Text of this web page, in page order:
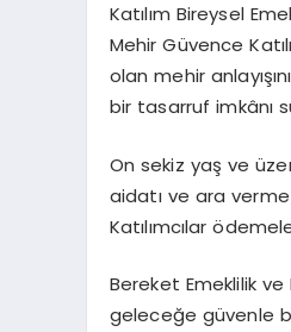
Katılım Bireysel
Mehir Güvence
olanmehir
bir tasarruf imkânı
On sekiz yaş ve
aidatı ve ara verme
Katılımcılar
Bereket Emeklilik
geleceğe güvenle